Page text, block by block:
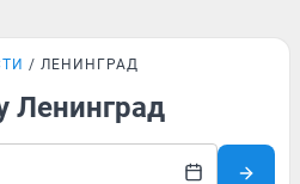
ЛЕНИНГРАД
Ленинград